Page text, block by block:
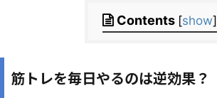
Contents [show]
筋トレを毎日やるのは逆効果？